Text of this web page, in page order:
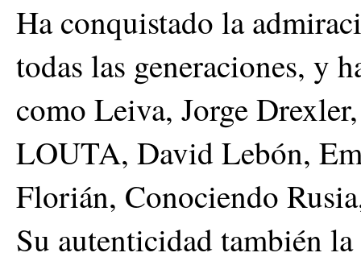
Ha conquistado la
todas las generaciones, y
como Leiva, Jorge
LOUTA, David Lebón,
Florián, Conociendo
Su autenticidad también